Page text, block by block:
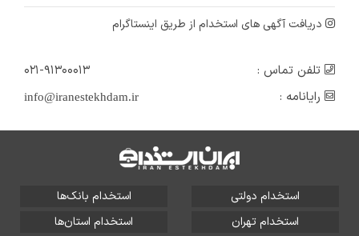
دریافت آگهی های استخدام از طریق اینستاگرام
تلفن تماس :
۰۲۱-۹۱۳۰۰۰۱۳
رایانامه :
info@iranestekhdam.ir
استخدام دولتی
استخدام بانک‌ها
استخدام تهران
استخدام استان‌ها